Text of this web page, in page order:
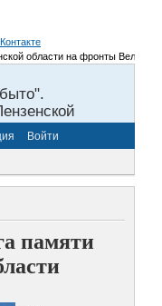
области на фронты Великой
Войти
памяти